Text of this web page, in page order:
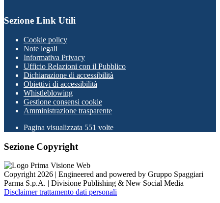
Sezione Link Utili
Cookie policy
Note legali
Informativa Privacy
Ufficio Relazioni con il Pubblico
Dichiarazione di accessibilità
Obiettivi di accessibilità
Whistleblowing
Gestione consensi cookie
Amministrazione trasparente
Pagina visualizzata 551 volte
Sezione Copyright
Copyright 2026 | Engineered and powered by Gruppo Spaggiari
Parma S.p.A. | Divisione Publishing & New Social Media
Disclaimer trattamento dati personali